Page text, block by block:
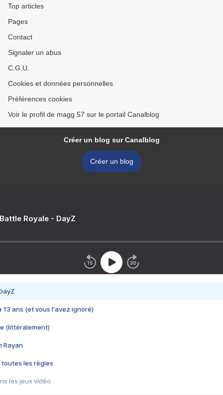
Top articles
Pages
Contact
Signaler un abus
C.G.U.
Cookies et données personnelles
Préférences cookies
Voir le profil de magg 57 sur le portail Canalblog
Créer un blog sur Canalblog
Créer un blog
Royale - DayZ
13 ans (et vous l'avez ignoré)
(littéralement)
Rayan
toutes les règles
les jeux vidéo